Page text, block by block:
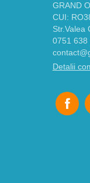
GRAND
CUI:
Str.Valea
0751 638
Detalii